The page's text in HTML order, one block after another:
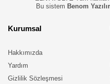
Bu sistem Benom
Kurumsal
Hakkımızda
Yardım
Gizlilik Sözleşmesi